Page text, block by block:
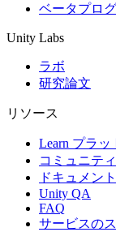
ベータプロ
Unity Labs
ラボ
研究論文
リソース
Learn プラッ
コミュニティ
ドキュメント
Unity QA
FAQ
サービスの